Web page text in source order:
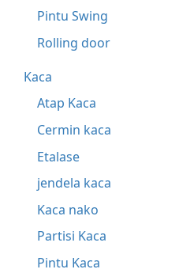
Pintu Swing
Rolling door
Kaca
Atap Kaca
Cermin kaca
Etalase
jendela kaca
Kaca nako
Partisi Kaca
Pintu Kaca